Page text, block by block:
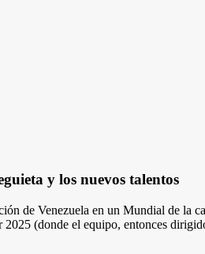
y los nuevos talentos
de Venezuela en un Mundial de la
2025 (donde el equipo, entonces